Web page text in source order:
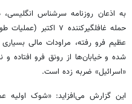
به اذعان روزنامه سرشناس
حمله غافلگیرکننده
عظیم فرو رفته، مراودات مالی
شده و خیابان‌ها از رونق فرو افتاده
«اسرائیل» ضربه زده است.
این گزارش می‌افزاید: «شوک اولیه